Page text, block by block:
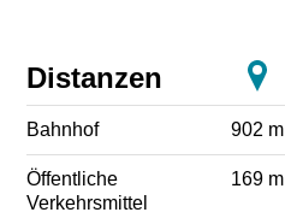
Distanzen
Bahnhof 902 m
Öffentliche
Verkehrsmittel
169 m